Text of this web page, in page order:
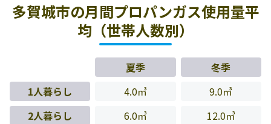
多賀城市の月間プロパンガス使用量平
均（世帯人数別）
夏季
冬季
1人暮らし
4.0㎥
9.0㎥
2人暮らし
6.0㎥
12.0㎥